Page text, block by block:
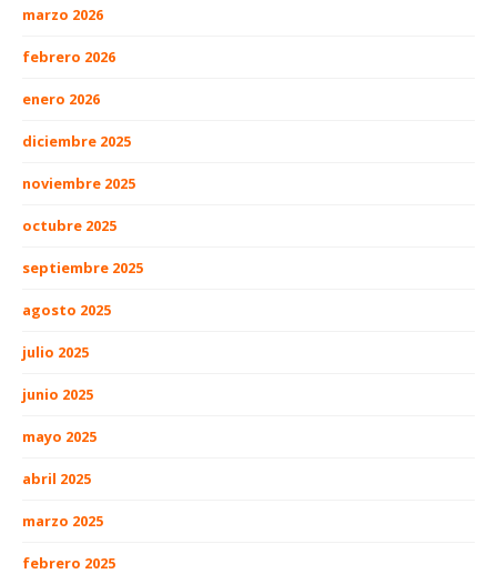
marzo 2026
febrero 2026
enero 2026
diciembre 2025
noviembre 2025
octubre 2025
septiembre 2025
agosto 2025
julio 2025
junio 2025
mayo 2025
abril 2025
marzo 2025
febrero 2025